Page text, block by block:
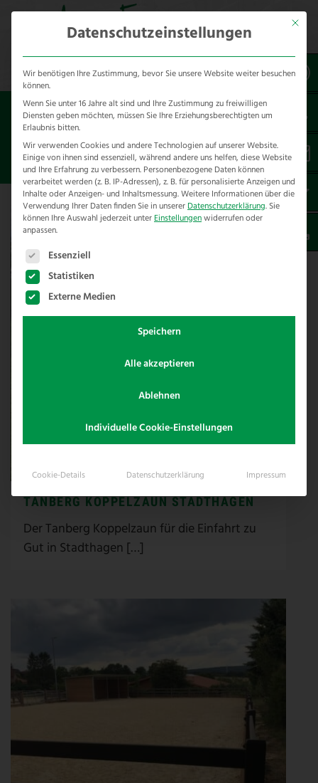
Sie sind hier:Referenzen *Tierart
*Pferde
TANBERG KOPPELZAUN STADTHAGEN
Der Tanberg Koppelzaun für die Einfahrt zu
Gut in Stadthagen […]
Mit
Datenschutzeinstellungen
Wir benötigen Ihre Zustimmung, bevor Sie unsere Website weiter besuchen
können.
Wenn Sie unter 16 Jahre alt sind und Ihre Zustimmung zu freiwilligen
Diensten geben möchten, müssen Sie Ihre Erziehungsberechtigten um
Erlaubnis bitten.
Wir verwenden Cookies und andere Technologien auf unserer Website.
Einige von ihnen sind essenziell, während andere uns helfen, diese Website
und Ihre Erfahrung zu verbessern. Personenbezogene Daten können
verarbeitet werden (z. B. IP-Adressen), z. B. für personalisierte Anzeigen und
Inhalte oder Anzeigen- und Inhaltsmessung.Weitere Informationen über die
Verwendung Ihrer Daten finden Sie in unsererDatenschutzerklärung. Sie
können Ihre Auswahl jederzeit unterEinstellungenwiderrufen oder
anpassen.
Es folgt eine Liste der Service-Gruppen, für die eine
Essenziell
Statistiken
Externe Medien
Speichern
Alle akzeptieren
Ablehnen
Individuelle Cookie-Einstellungen
Cookie-Details Datenschutzerklärung Impressum